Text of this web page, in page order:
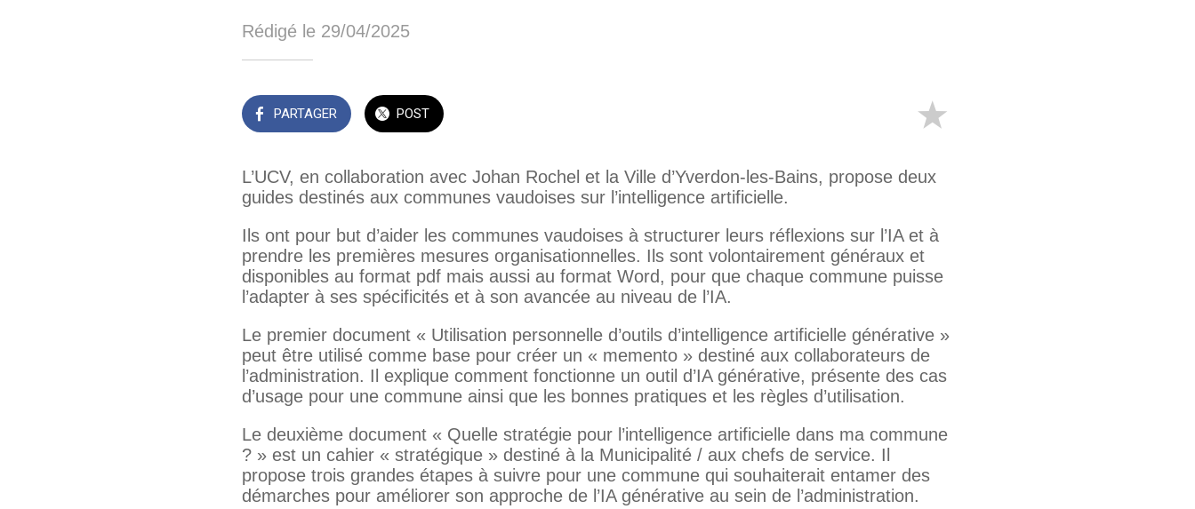
Rédigé le 29/04/2025
PARTAGER POST
L’UCV, en collaboration avec Johan Rochel et la Ville d’Yverdon-les-Bains, propose deux
guides destinés aux communes vaudoises sur l’intelligence artificielle.
Ils ont pour but d’aider les communes vaudoises à structurer leurs réflexions sur l’IA et à
prendre les premières mesures organisationnelles. Ils sont volontairement généraux et
disponibles au format pdf mais aussi au format Word, pour que chaque commune puisse
l’adapter à ses spécificités et à son avancée au niveau de l’IA.
Le premier document « Utilisation personnelle d’outils d’intelligence artificielle générative »
peut être utilisé comme base pour créer un « memento » destiné aux collaborateurs de
l’administration. Il explique comment fonctionne un outil d’IA générative, présente des cas
d’usage pour une commune ainsi que les bonnes pratiques et les règles d’utilisation.
Le deuxième document « Quelle stratégie pour l’intelligence artificielle dans ma commune
? » est un cahier « stratégique » destiné à la Municipalité / aux chefs de service. Il
propose trois grandes étapes à suivre pour une commune qui souhaiterait entamer des
démarches pour améliorer son approche de l’IA générative au sein de l’administration.